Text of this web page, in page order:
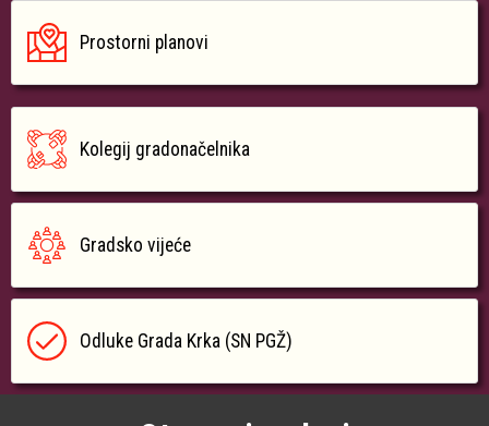
Prostorni planovi
Kolegij gradonačelnika
Gradsko vijeće
Odluke Grada Krka (SN PGŽ)